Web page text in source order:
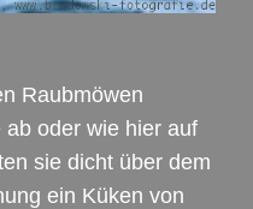
Raubmöwen
oder wie hier auf
sie dicht über dem
ein Küken von